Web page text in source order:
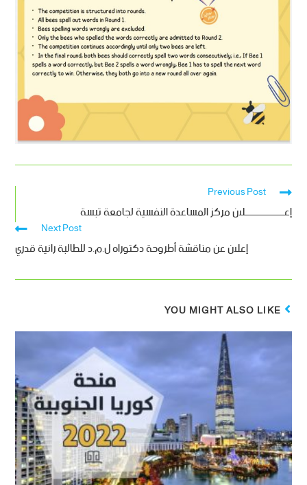
Previous Post
إعـــــــــــــــــــلان مركز المساعدة النفسية لجامعة تبسة
Next Post
إعلان عن مناقشة أطروحة دكتوراه ل.م.د للطالبة رانية قدري
YOU MIGHT ALSO LIKE